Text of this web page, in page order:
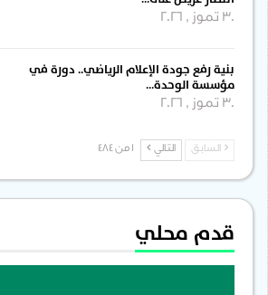
30 تموز , 2026
بنية رفع جودة الإعلام الرياضي.. دورة في
مؤسسة الوحدة…
30 تموز , 2026
السابق التالي
قدم محلي